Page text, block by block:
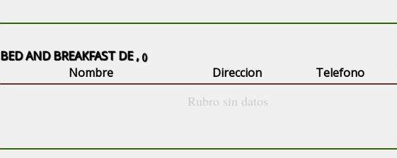
BED AND BREAKFAST DE ,()
Nombre Direccion Telefono
Rubro sin datos